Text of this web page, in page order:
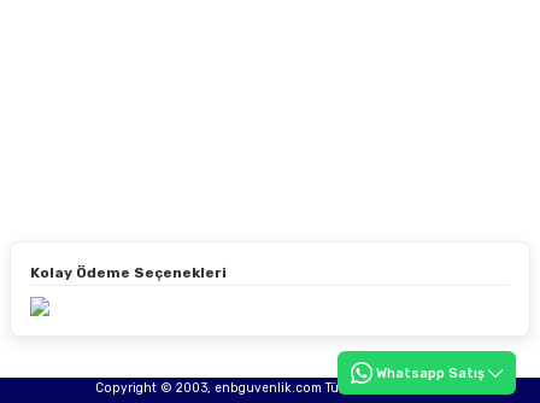
Kolay Ödeme Seçenekleri
Copyright © 2003, enbguvenlik.com Tüm hakları saklıdır.
Whatsapp Satış